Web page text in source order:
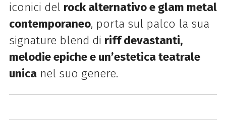
iconici del rock alternativo e glam metal
contemporaneo, porta sul palco la sua
signature blend di riff devastanti,
melodie epiche e un’estetica teatrale
unicanel suo genere.